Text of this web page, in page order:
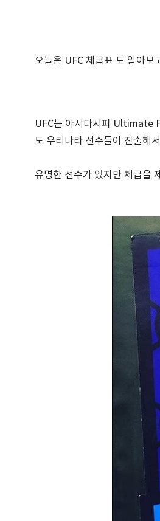
오늘은 UFC 체급표 도 알아보
UFC는 아시다시피 Ultimate
도 우리나라 선수들이 진출해
유명한 선수가 있지만 체급을